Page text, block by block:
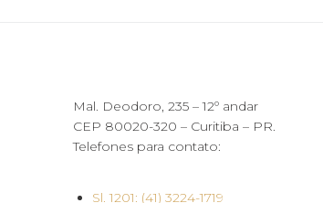
Mal. Deodoro, 235 – 12º andar
CEP 80020-320 – Curitiba – PR.
Telefones para contato:
Sl. 1201: (41) 3224-1719